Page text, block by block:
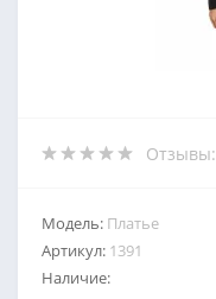
Отзывы:
Модель: Платье
Артикул: 1391
Наличие: